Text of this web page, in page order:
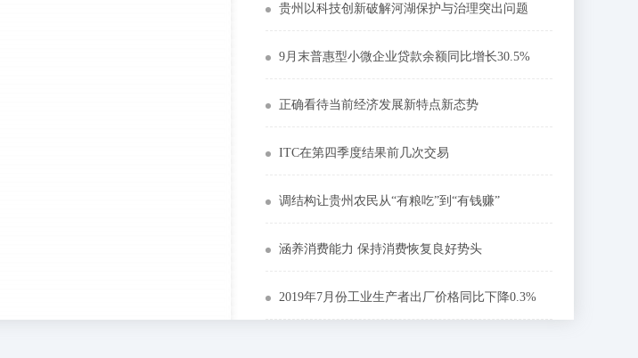
贵州以科技创新破解河湖保护与治理突出问题
9月末普惠型小微企业贷款余额同比增长30.5%
正确看待当前经济发展新特点新态势
ITC在第四季度结果前几次交易
调结构让贵州农民从“有粮吃”到“有钱赚”
涵养消费能力 保持消费恢复良好势头
2019年7月份工业生产者出厂价格同比下降0.3%